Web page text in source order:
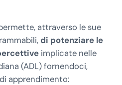
attraverso le sue
di potenziare le
implicate nelle
(ADL) fornendoci,
apprendimento: